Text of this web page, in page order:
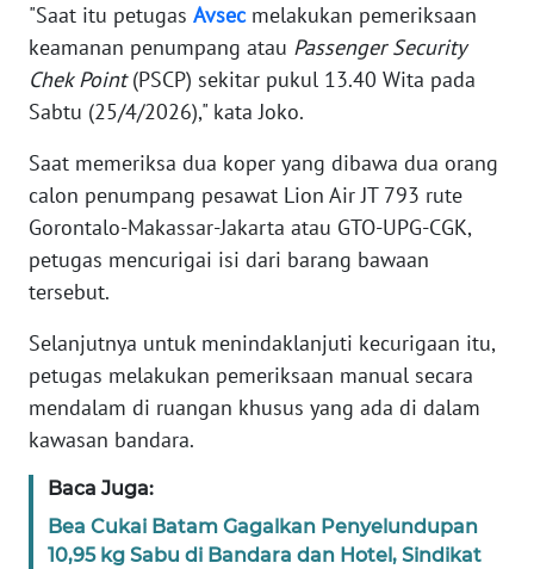
"Saat itu petugas Avsecmelakukan pemeriksaan
keamanan penumpang atau Passenger Security
Chek Point(PSCP) sekitar pukul 13.40 Wita pada
Sabtu (25/4/2026)," kata Joko.
Saat memeriksa dua koper yang dibawa dua orang
calon penumpang pesawat Lion Air JT 793 rute
Gorontalo-Makassar-Jakarta atau GTO-UPG-CGK,
petugas mencurigai isi dari barang bawaan
tersebut.
Selanjutnya untuk menindaklanjuti kecurigaan itu,
petugas melakukan pemeriksaan manual secara
mendalam di ruangan khusus yang ada di dalam
kawasan bandara.
Baca Juga:
Bea Cukai Batam Gagalkan Penyelundupan
10,95 kg Sabu di Bandara dan Hotel, Sindikat
WN
BANTEN
NTT
WN
KEPRI
PAPUA
WN
BARAT
WN
RIAU